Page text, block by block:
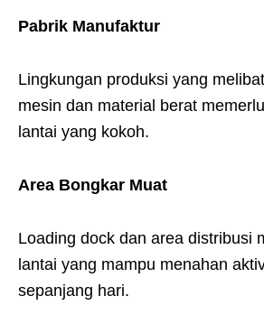
Pabrik Manufaktur
Lingkungan produksi yang
mesin dan material berat
lantai yang kokoh.
Area Bongkar Muat
Loading dock dan area distribusi
lantai yang mampu menahan
sepanjang hari.